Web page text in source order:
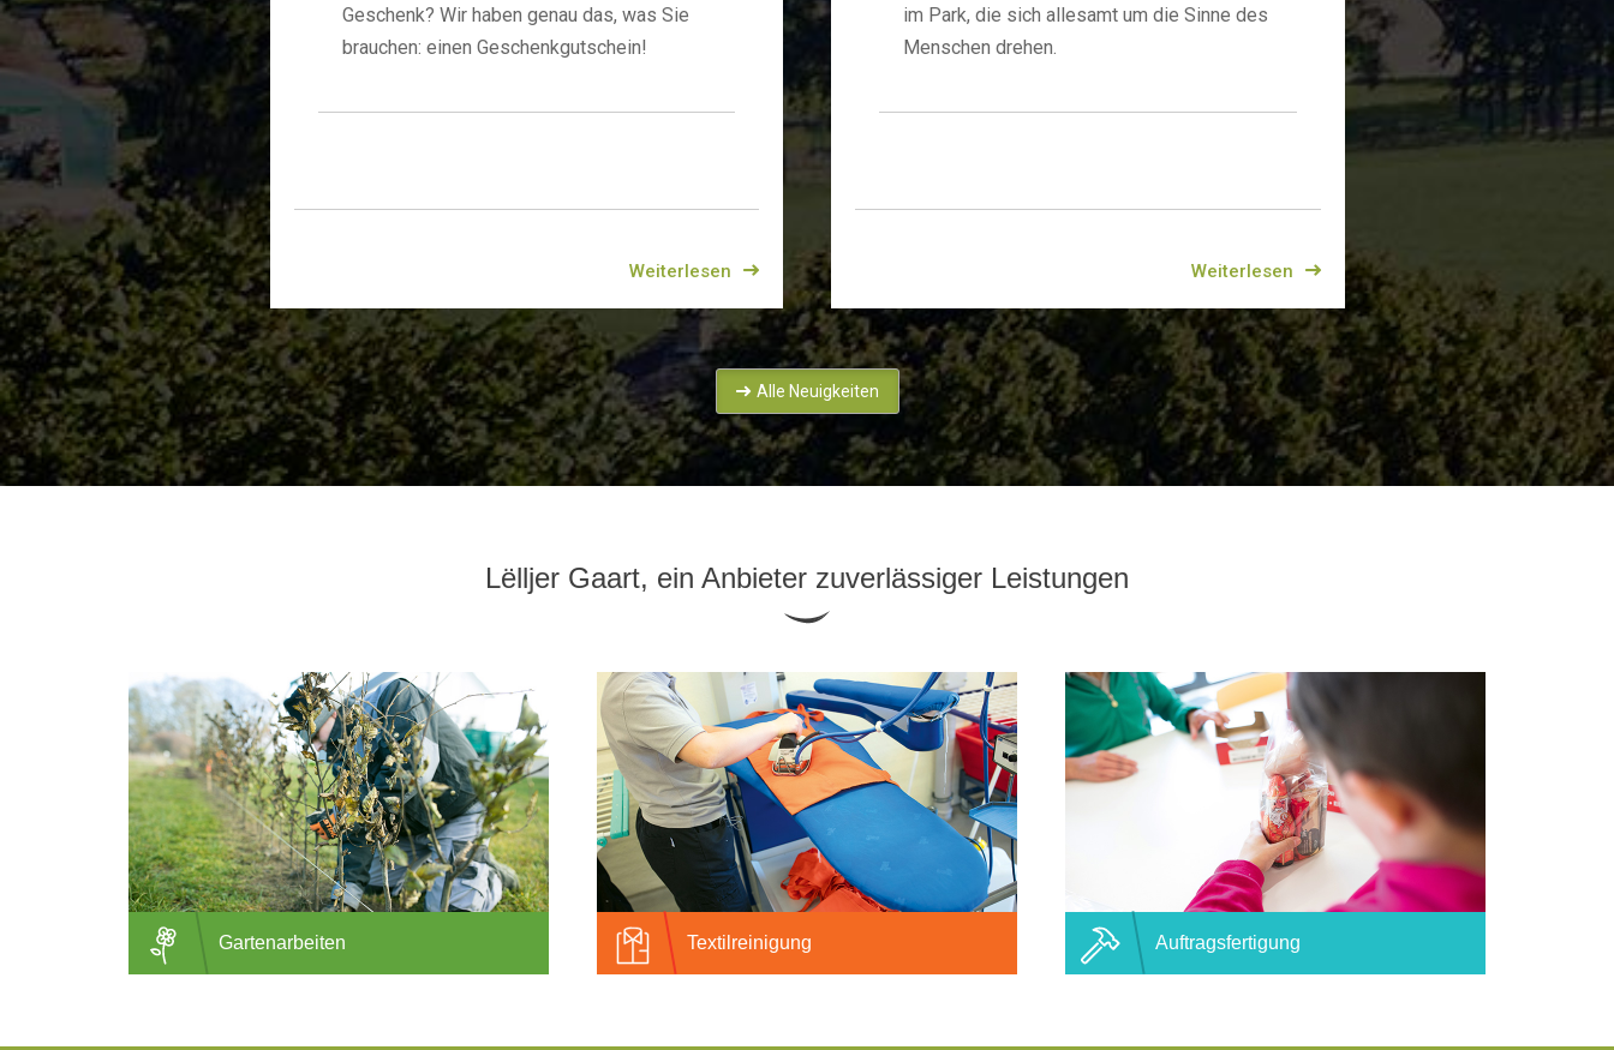
Geschenk? Wir haben genau das, was Sie
brauchen: einen Geschenkgutschein!
Weiterlesen
im Park, die sich allesamt um die Sinne des
Menschen drehen.
Weiterlesen
Alle Neuigkeiten
Lëlljer Gaart, ein Anbieter zuverlässiger Leistungen
Gartenarbeiten Textilreinigung Auftragsfertigung